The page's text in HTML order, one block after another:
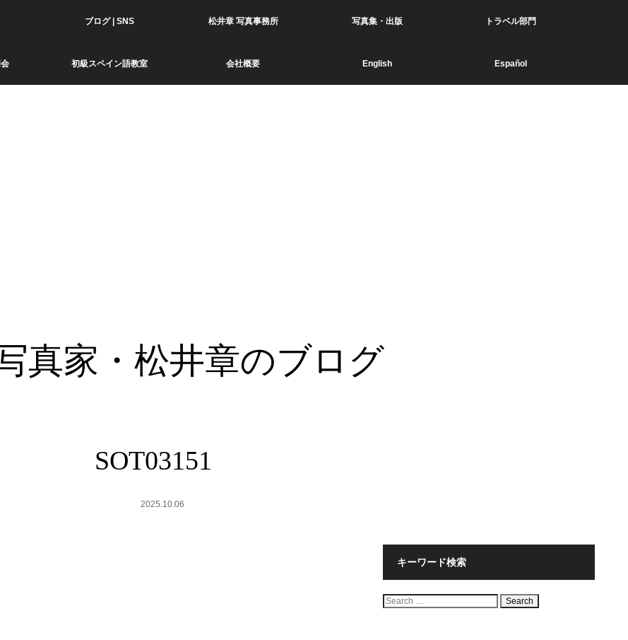
ブログ | SNS 松井章 写真事務所 写真集・出版 トラベル部門
初級スペイン語教室 会社概要 English Español
真家・松井章のブログ
SOT03151
2025.10.06
キーワード検索
検
索: